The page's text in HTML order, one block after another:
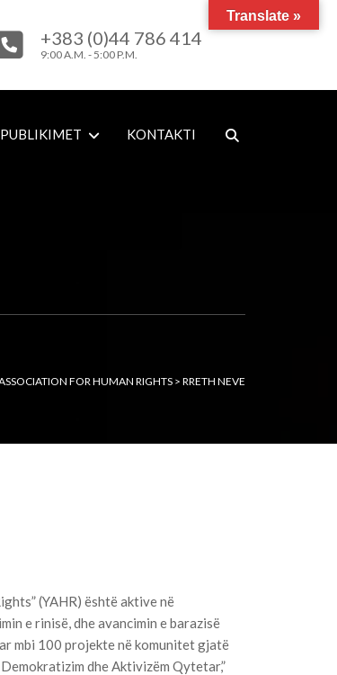
+383 (0)44 786 414
9:00 A.M. - 5:00 P.M.
PUBLIKIMET KONTAKTI
FOR HUMAN RIGHTS > RRETH NEVE
(YAHR) është aktive në
e rinisë, dhe avancimin e barazisë
mbi 100 projekte në komunitet gjatë
dhe Aktivizëm Qytetar,”
Translate »